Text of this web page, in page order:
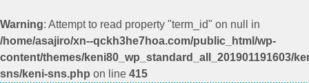
Warning: Attempt to read property "term_id" on null in
/home/asajiro/xn--qckh3he7hoa.com/public_html/wp-
content/themes/keni80_wp_standard_all_201901191603/
sns/keni-sns.php on line 415